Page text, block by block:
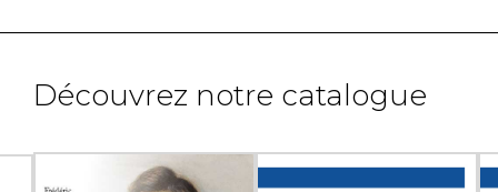
Découvrez notre catalogue